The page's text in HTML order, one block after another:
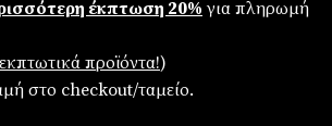
έκπτωση 20% για πληρωμή
προϊόντα!)
στο checkout/ταμείο.